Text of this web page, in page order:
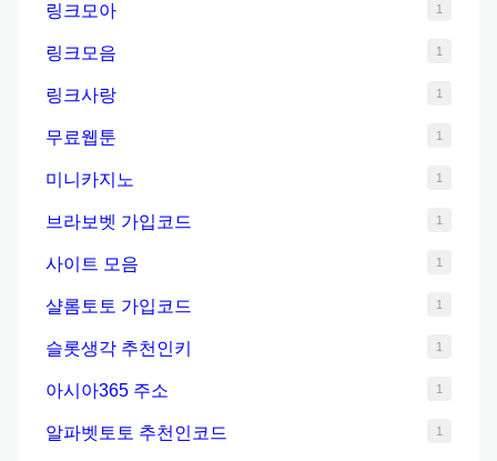
링크모아 1
링크모음 1
링크사랑 1
무료웹툰 1
미니카지노 1
브라보벳 가입코드 1
사이트 모음 1
샬롬토토 가입코드 1
슬롯생각 추천인키 1
아시아365 주소 1
알파벳토토 추천인코드 1